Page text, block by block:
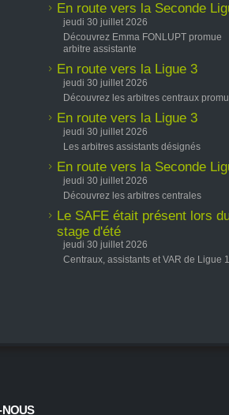
En route vers la Seconde
jeudi 30 juillet 2026
Découvrez Emma FONLUPT promue
arbitre assistante
En route vers la Ligue 3
jeudi 30 juillet 2026
Découvrez les arbitres centraux
En route vers la Ligue 3
jeudi 30 juillet 2026
Les arbitres assistants désignés
En route vers la Seconde
jeudi 30 juillet 2026
Découvrez les arbitres centrales
Le SAFE était présent lors
stage d'été
jeudi 30 juillet 2026
Centraux, assistants et VAR de Ligue 1
NOUS